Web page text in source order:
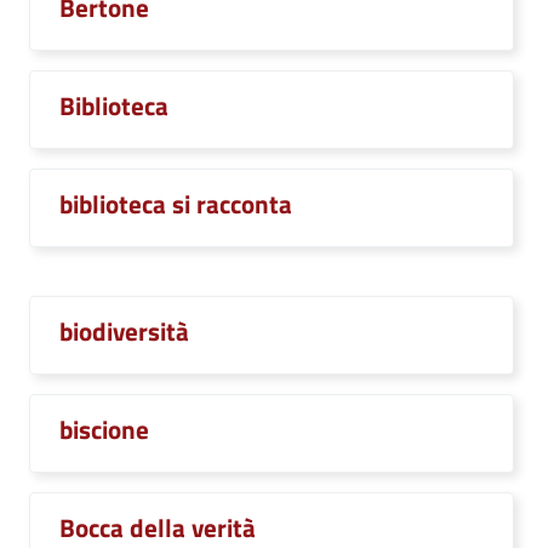
Biblioteca
biblioteca si racconta
biodiversità
biscione
Bocca della verità